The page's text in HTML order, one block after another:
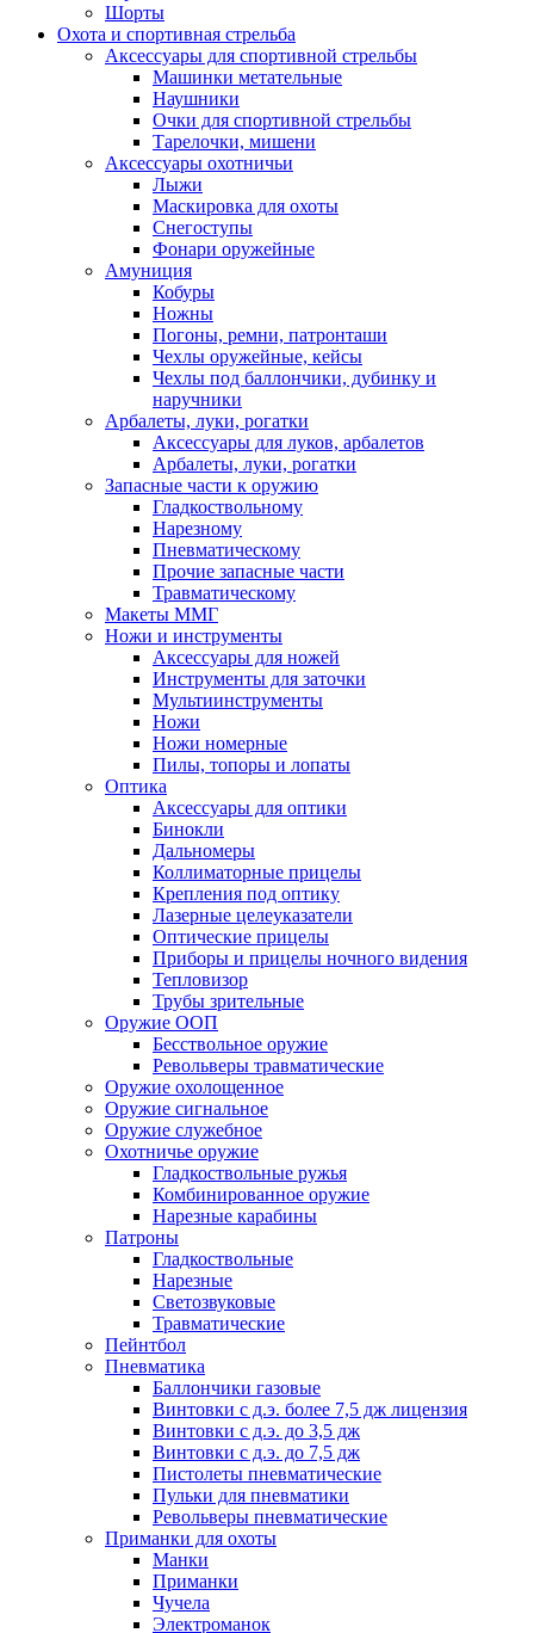
Шорты
Охота и спортивная стрельба
Аксессуары для спортивной стрельбы
Машинки метательные
Наушники
Очки для спортивной стрельбы
Тарелочки, мишени
Аксессуары охотничьи
Лыжи
Маскировка для охоты
Снегоступы
Фонари оружейные
Амуниция
Кобуры
Ножны
Погоны, ремни, патронташи
Чехлы оружейные, кейсы
Чехлы под баллончики, дубинку и
наручники
Арбалеты, луки, рогатки
Аксессуары для луков, арбалетов
Арбалеты, луки, рогатки
Запасные части к оружию
Гладкоствольному
Нарезному
Пневматическому
Прочие запасные части
Травматическому
Макеты ММГ
Ножи и инструменты
Аксессуары для ножей
Инструменты для заточки
Мультиинструменты
Ножи
Ножи номерные
Пилы, топоры и лопаты
Оптика
Аксессуары для оптики
Бинокли
Дальномеры
Коллиматорные прицелы
Крепления под оптику
Лазерные целеуказатели
Оптические прицелы
Приборы и прицелы ночного видения
Тепловизор
Трубы зрительные
Оружие ООП
Бесствольное оружие
Револьверы травматические
Оружие охолощенное
Оружие сигнальное
Оружие служебное
Охотничье оружие
Гладкоствольные ружья
Комбинированное оружие
Нарезные карабины
Патроны
Гладкоствольные
Нарезные
Светозвуковые
Травматические
Пейнтбол
Пневматика
Баллончики газовые
Винтовки с д.э. более 7,5 дж лицензия
Винтовки с д.э. до 3,5 дж
Винтовки с д.э. до 7,5 дж
Пистолеты пневматические
Пульки для пневматики
Револьверы пневматические
Приманки для охоты
Манки
Приманки
Чучела
Электроманок